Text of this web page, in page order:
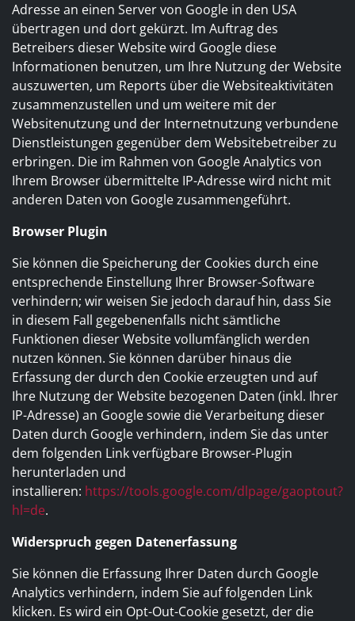
Adresse an einen Server von Google in den USA
übertragen und dort gekürzt. Im Auftrag des
Betreibers dieser Website wird Google diese
Informationen benutzen, um Ihre Nutzung der Website
auszuwerten, um Reports über die Websiteaktivitäten
zusammenzustellen und um weitere mit der
Websitenutzung und der Internetnutzung verbundene
Dienstleistungen gegenüber dem Websitebetreiber zu
erbringen. Die im Rahmen von Google Analytics von
Ihrem Browser übermittelte IP-Adresse wird nicht mit
anderen Daten von Google zusammengeführt.
Browser Plugin
Sie können die Speicherung der Cookies durch eine
entsprechende Einstellung Ihrer Browser-Software
verhindern; wir weisen Sie jedoch darauf hin, dass Sie
in diesem Fall gegebenenfalls nicht sämtliche
Funktionen dieser Website vollumfänglich werden
nutzen können. Sie können darüber hinaus die
Erfassung der durch den Cookie erzeugten und auf
Ihre Nutzung der Website bezogenen Daten (inkl. Ihrer
IP-Adresse) an Google sowie die Verarbeitung dieser
Daten durch Google verhindern, indem Sie das unter
dem folgenden Link verfügbare Browser-Plugin
herunterladen und
installieren: https://tools.google.com/dlpage/gaoptout?
hl=de.
Widerspruch gegen Datenerfassung
Sie können die Erfassung Ihrer Daten durch Google
Analytics verhindern, indem Sie auf folgenden Link
klicken. Es wird ein Opt-Out-Cookie gesetzt, der die